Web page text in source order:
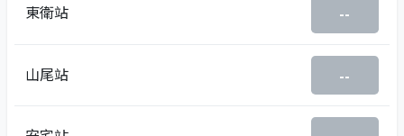
東衛站 --
山尾站 --